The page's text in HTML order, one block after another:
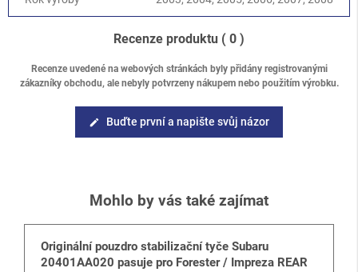
Recenze produktu ( 0 )
Recenze uvedené na webových stránkách byly přidány registrovanými
zákazníky obchodu, ale nebyly potvrzeny nákupem nebo použitím výrobku.
edit Buďte první a napište svůj názor
Mohlo by vás také zajímat
Originální pouzdro stabilizační tyče Subaru
20401AA020 pasuje pro Forester / Impreza REAR